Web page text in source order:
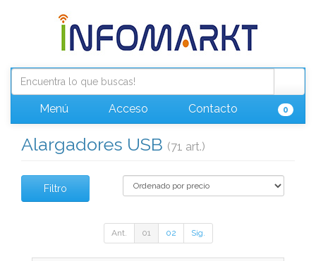
Menú Acceso Contacto 0
Alargadores USB (71 art.)
Filtro
Ant. 01 02 Sig.